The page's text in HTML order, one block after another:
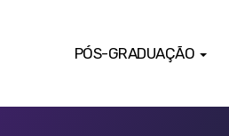
PÓS-GRADUAÇÃO